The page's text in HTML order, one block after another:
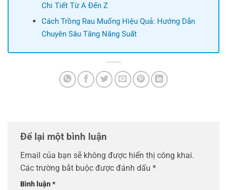
Chi Tiết Từ A Đến Z
Cách Trồng Rau Muống Hiệu Quả: Hướng Dẫn
Chuyên Sâu Tăng Năng Suất
Để lại một bình luận
Email của bạn sẽ không được hiển thị công khai.
Các trường bắt buộc được đánh dấu *
Bình luận*